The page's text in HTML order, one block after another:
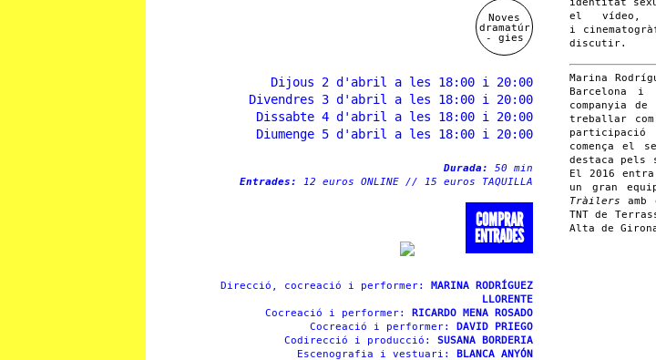
Noves
dramatúr
- gies
Dijous 2 d'abril a les 18:00 i 20:00
Divendres 3 d'abril a les 18:00 i 20:00
Dissabte 4 d'abril a les 18:00 i 20:00
Diumenge 5 d'abril a les 18:00 i 20:00
Durada: 50 min
Entrades: 12 euros ONLINE // 15 euros TAQUILLA
COMPRAR
ENTRADES
Direcció, cocreació i performer: MARINA RODRÍGUEZ
LLORENTE
Cocreació i performer:
RICARDO MENA ROSADO
Cocreació i performer:
DAVID PRIEGO
Codirecció i producció: SUSANA BORDERIA
Escenografia i vestuari:
BLANCA ANYÓN
el vídeo,
i
discutir.
Marina
Barcelona i
companyia
treballar
participació
comença el
destaca
El 2016
un gran
Tràilers amb
TNT de
Alta de